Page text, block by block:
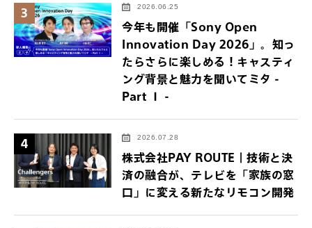
3 2026.06.25
今年も開催「Sony Open
Innovation Day 2026」。知っ
たらさらに楽しめる！キャスティ
ング背景と魅力を聞いてミタ -
Part Ⅰ -
4 2026.07.28
株式会社PAY ROUTE｜技術と決
済の融合が、テレビを「家族の窓
口」に変える新たなリモコン開発